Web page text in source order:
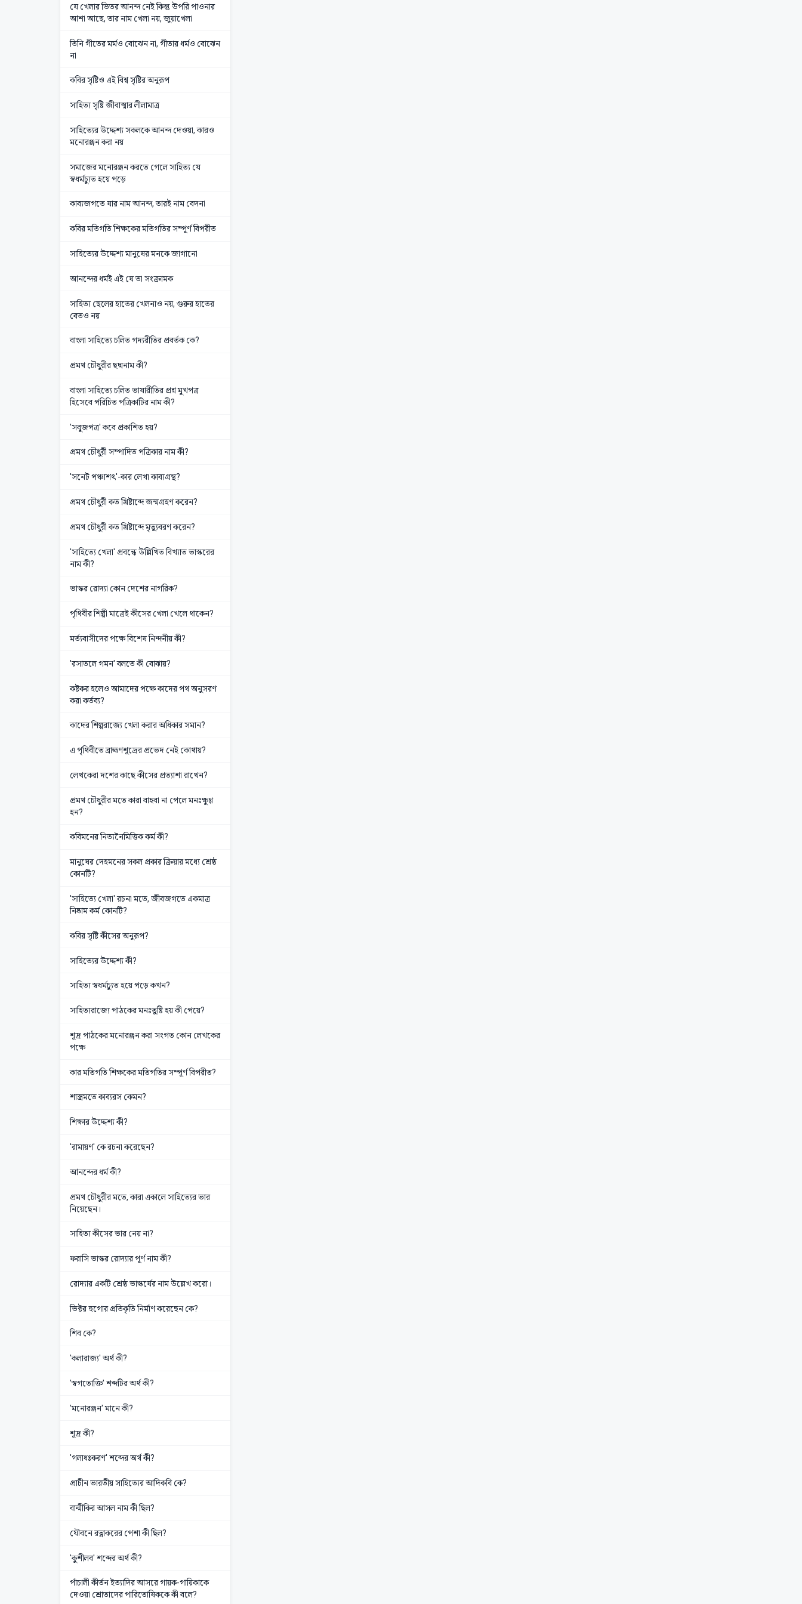
যে খেলার ভিতর আনন্দ নেই কিন্তু উপরি পাওনার
আশা আছে, তার নাম খেলা নয়, জুয়াখেলা
তিনি গীতের মর্মও বোঝেন না, গীতার ধর্মও বোঝেন
না
কবির সৃষ্টিও এই বিশ্ব সৃষ্টির অনুরূপ
সাহিত্য সৃষ্টি জীবাত্মার লীলামাত্র
সাহিত্যের উদ্দেশ্য সকলকে আনন্দ দেওয়া, কারও
মনোরঞ্জন করা নয়
সমাজের মনোরঞ্জন করতে গেলে সাহিত্য যে
স্বধর্মচ্যুত হয়ে পড়ে
কাব্যজগতে যার নাম আনন্দ, তারই নাম বেদনা
কবির মতিগতি শিক্ষকের মতিগতির সম্পূর্ণ বিপরীত
সাহিত্যের উদ্দেশ্য মানুষের মনকে জাগানো
আনন্দের ধর্মই এই যে তা সংক্রামক
সাহিত্য ছেলের হাতের খেলনাও নয়, গুরুর হাতের
বেতও নয়
বাংলা সাহিত্যে চলিত গদ্যরীতির প্রবর্তক কে?
প্রমথ চৌধুরীর ছদ্মনাম কী?
বাংলা সাহিত্যে চলিত ভাষারীতির প্রশ্ন মুখপত্র
হিসেবে পরিচিত পত্রিকাটির নাম কী?
'সবুজপত্র' কবে প্রকাশিত হয়?
প্রমথ চৌধুরী সম্পাদিত পত্রিকার নাম কী?
'সনেট পঞ্চাশৎ'-কার লেখা কাব্যগ্রন্থ?
প্রমথ চৌধুরী কত খ্রিষ্টাব্দে জন্মগ্রহণ করেন?
প্রমথ চৌধুরী কত খ্রিষ্টাব্দে মৃত্যুবরণ করেন?
'সাহিত্যে খেলা' প্রবন্ধে উল্লিখিত বিখ্যাত ভাস্করের
নাম কী?
ভাস্কর রোদ্যা কোন দেশের নাগরিক?
পৃথিবীর শিল্পী মাত্রেই কীসের খেলা খেলে থাকেন?
মর্ত্যবাসীদের পক্ষে বিশেষ নিন্দনীয় কী?
'রসাতলে গমন' বলতে কী বোঝায়?
কষ্টকর হলেও আমাদের পক্ষে কাদের পথ অনুসরণ
করা কর্তব্য?
কাদের শিল্পরাজ্যে খেলা করার অধিকার সমান?
এ পৃথিবীতে ব্রাহ্মণশূদ্রের প্রভেদ নেই কোথায়?
লেখকেরা দশের কাছে কীসের প্রত্যাশা রাখেন?
প্রমথ চৌধুরীর মতে কারা বাহবা না পেলে মনঃক্ষুণ্ণ
হন?
কবিমনের নিত্যনৈমিত্তিক কর্ম কী?
মানুষের দেহমনের সকল প্রকার ক্রিয়ার মধ্যে শ্রেষ্ঠ
কোনটি?
'সাহিত্যে খেলা' রচনা মতে, জীবজগতে একমাত্র
নিষ্কাম কর্ম কোনটি?
কবির সৃষ্টি কীসের অনুরূপ?
সাহিত্যের উদ্দেশ্য কী?
সাহিত্য স্বধর্মচ্যুত হয়ে পড়ে কখন?
সাহিত্যরাজ্যে পাঠকের মনঃতুষ্টি হয় কী পেয়ে?
শূদ্র পাঠকের মনোরঞ্জন করা সংগত কোন লেখকের
পক্ষে
কার মতিগতি শিক্ষকের মতিগতির সম্পূর্ণ বিপরীত?
শাস্ত্রমতে কাব্যরস কেমন?
শিক্ষার উদ্দেশ্য কী?
'রামায়ণ' কে রচনা করেছেন?
আনন্দের ধর্ম কী?
প্রমথ চৌধুরীর মতে, কারা একালে সাহিত্যের ভার
নিয়েছেন।
সাহিত্য কীসের ভার নেয় না?
ফরাসি ভাস্কর রোদ্যার পূর্ণ নাম কী?
রোদ্যার একটি শ্রেষ্ঠ ভাস্কর্যের নাম উল্লেখ করো।
ভিক্টর হুগোর প্রতিকৃতি নির্মাণ করেছেন কে?
শিব কে?
'কলারাজ্য' অর্থ কী?
'স্বগতোক্তি' শব্দটির অর্থ কী?
'মনোরঞ্জন' মানে কী?
শূদ্র কী?
'গলাধঃকরণ' শব্দের অর্থ কী?
প্রাচীন ভারতীয় সাহিত্যের আদিকবি কে?
বাল্মীকির আসল নাম কী ছিল?
যৌবনে রত্নাকরের পেশা কী ছিল?
'কুশীলব' শব্দের অর্থ কী?
পাঁচালী কীর্তন ইত্যাদির আসরে গায়ক-গায়িকাকে
দেওয়া শ্রোতাদের পারিতোষিককে কী বলে?